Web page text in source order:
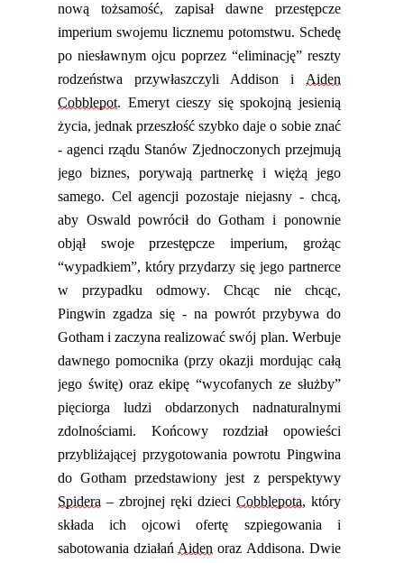
nową tożsamość, zapisał dawne przestępcze
imperium swojemu licznemu potomstwu. Schedę
po niesławnym ojcu poprzez “eliminację” reszty
rodzeństwa przywłaszczyli Addison i Aiden
Cobblepot. Emeryt cieszy sięspokojną jesienią
życia, jednak przeszłość szybko daje o sobie znać
- agenci rządu Stanów Zjednoczonych przejmują
jego biznes, porywają partnerkę i więżą jego
samego. Cel agencji pozostaje niejasny - chcą,
aby Oswald powrócił do Gotham i ponownie
objął swoje przestępcze imperium, grożąc
“wypadkiem”, który przydarzy się jego partnerce
w przypadku odmowy. Chcąc nie chcąc,
Pingwin zgadza się - na powrót przybywado
Gotham i zaczyna realizować swój plan. Werbuje
dawnego pomocnika (przy okazji mordując całą
jego świtę) oraz ekipę“wycofanych ze służby”
pięciorga ludzi obdarzonych nadnaturalnymi
zdolnościami. Końcowy rozdział opowieści
przybliżającej przygotowaniapowrotu Pingwina
do Gotham przedstawiony jest z perspektywy
Spidera – zbrojnej ręki dzieci Cobblepota, który
składa ich ojcowi ofertę szpiegowania i
sabotowania działańAiden oraz Addisona. Dwie